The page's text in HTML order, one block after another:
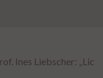
Ines Liebscher: